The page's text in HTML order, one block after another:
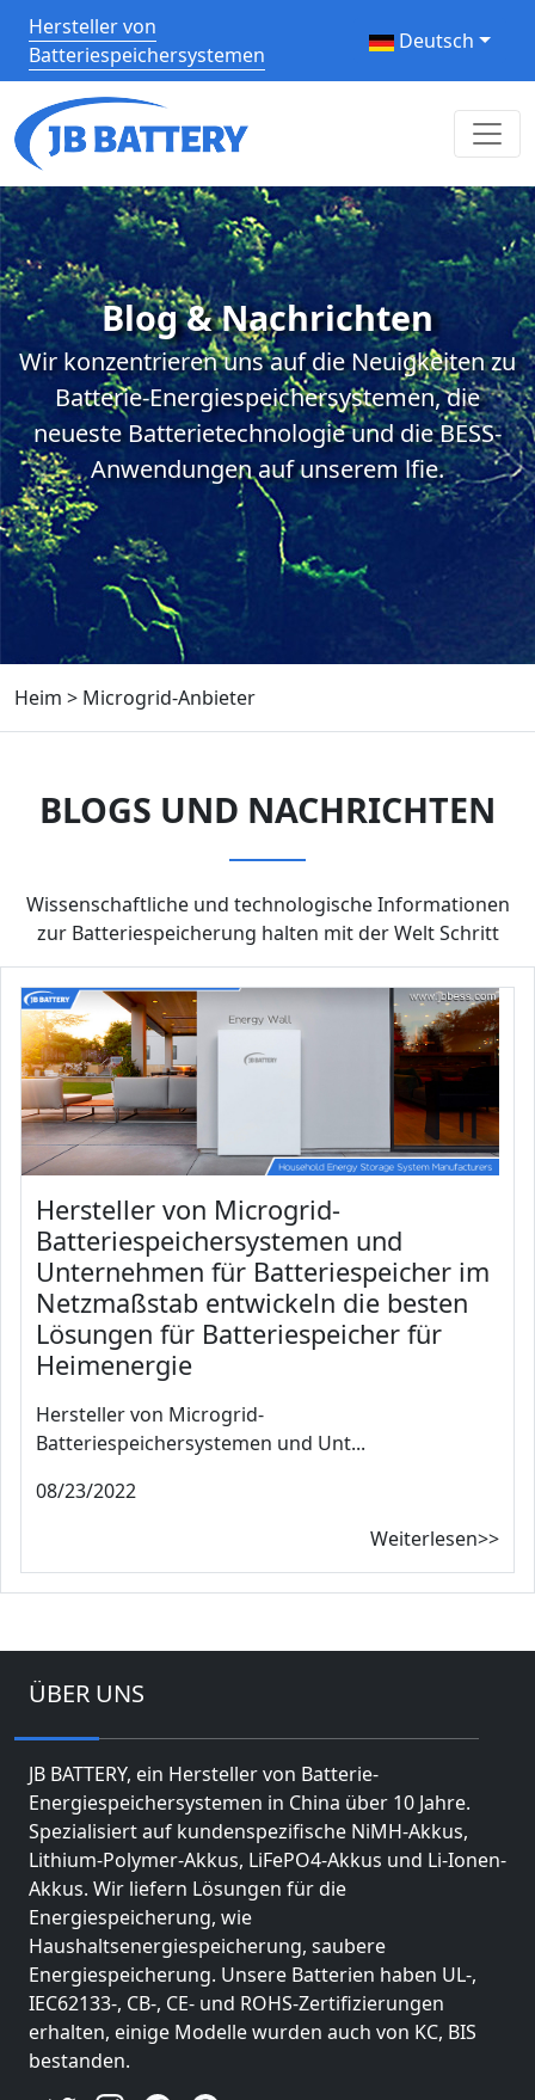
Hersteller von
Batteriespeichersystemen
Deutsch
Blog & Nachrichten
Wir konzentrieren uns auf die Neuigkeiten zu
Batterie-Energiespeichersystemen, die
neueste Batterietechnologie und die BESS-
Anwendungen auf unserem lfie.
Heim > Microgrid-Anbieter
BLOGS UND NACHRICHTEN
Wissenschaftliche und technologische Informationen
zur Batteriespeicherung halten mit der Welt Schritt
Hersteller von Microgrid-
Batteriespeichersystemen und
Unternehmen für Batteriespeicher im
Netzmaßstab entwickeln die besten
Lösungen für Batteriespeicher für
Heimenergie
Hersteller von Microgrid-
Batteriespeichersystemen und Unt...
08/23/2022
Weiterlesen>>
ÜBER UNS
JB BATTERY, ein Hersteller von Batterie-
Energiespeichersystemen in China über 10 Jahre.
Spezialisiert auf kundenspezifische NiMH-Akkus,
Lithium-Polymer-Akkus, LiFePO4-Akkus und Li-Ionen-
Akkus. Wir liefern Lösungen für die
Energiespeicherung, wie
Haushaltsenergiespeicherung, saubere
Energiespeicherung. Unsere Batterien haben UL-,
IEC62133-, CB-, CE- und ROHS-Zertifizierungen
erhalten, einige Modelle wurden auch von KC, BIS
bestanden.